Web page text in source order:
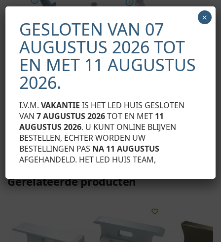
Schema voor het monteren van de elementen van het
verlichtingssysteem met behulp van het H-profiel en (1)
gefreesd gat, (4) CH metalen montagebeugels
SKU: 12-0032-10
Categorie: Lumines profiel eindkappen
Gerelateerde producten
GESLOTEN VAN 07
AUGUSTUS 2026 TOT
EN MET 11 AUGUSTUS
2026.
I.V.M.VAKANTIE IS HET LED HUIS GESLOTEN
VAN7 AUGUSTUS 2026TOT EN MET 11
AUGUSTUS 2026. U KUNT ONLINE BLIJVEN
BESTELLEN, ECHTER WORDEN UW
BESTELLINGEN PAS NA 11 AUGUSTUS
AFGEHANDELD. HET LED HUIS TEAM,
×